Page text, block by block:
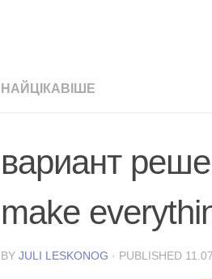
НАЙЦІКАВІШЕ
вариант
make
BY JULI LESKONOG · PUBLISHED